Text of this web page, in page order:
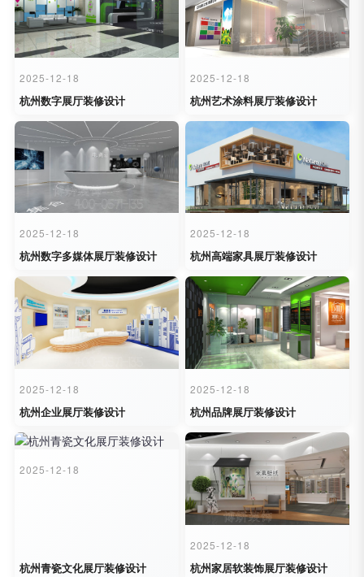
2025-12-18
杭州数字展厅装修设计
2025-12-18
杭州艺术涂料展厅装修设计
2025-12-18
杭州数字多媒体展厅装修设计
2025-12-18
杭州高端家具展厅装修设计
2025-12-18
杭州企业展厅装修设计
2025-12-18
杭州品牌展厅装修设计
2025-12-18
杭州青瓷文化展厅装修设计
2025-12-18
杭州家居软装饰展厅装修设计